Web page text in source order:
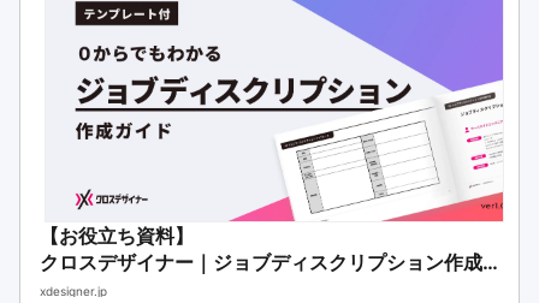
【お役立ち資料】
クロスデザイナー｜ジョブディスクリプション作成
ガイド
xdesigner.jp